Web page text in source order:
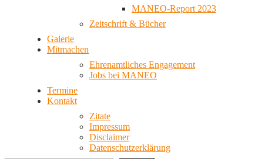
MANEO-Report 2023
Zeitschrift & Bücher
Galerie
Mitmachen
Ehrenamtliches Engagement
Jobs bei MANEO
Termine
Kontakt
Zitate
Impressum
Disclaimer
Datenschutzerklärung